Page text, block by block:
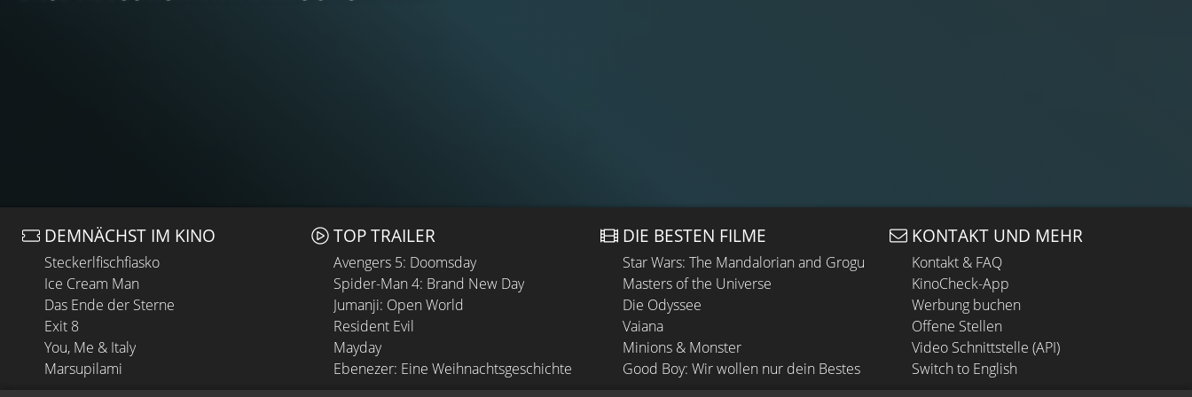
DEMNÄCHST IM KINO
Steckerlfischfiasko
Ice Cream Man
Das Ende der Sterne
Exit 8
You, Me & Italy
Marsupilami
TOP TRAILER
Avengers 5: Doomsday
Spider-Man 4: Brand New Day
Jumanji: Open World
Resident Evil
Mayday
Ebenezer: Eine Weihnachtsgeschichte
DIE BESTEN FILME
Star Wars: The Mandalorian and Grogu
Masters of the Universe
Die Odyssee
Vaiana
Minions & Monster
Good Boy: Wir wollen nur dein Bestes
KONTAKT UND MEHR
Kontakt & FAQ
KinoCheck-App
Werbung buchen
Offene Stellen
Video Schnittstelle (API)
Switch to English